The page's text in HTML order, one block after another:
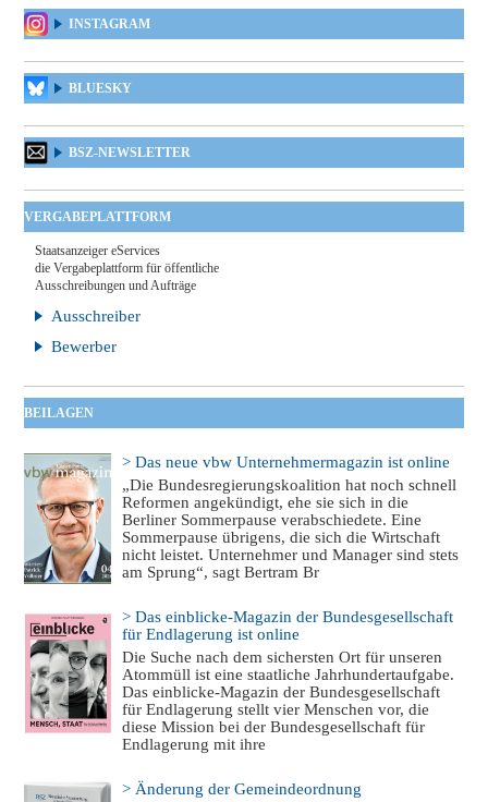
INSTAGRAM
BLUESKY
BSZ-NEWSLETTER
VERGABEPLATTFORM
Staatsanzeiger eServices
die Vergabeplattform für öffentliche
Ausschreibungen und Aufträge
Ausschreiber
Bewerber
BEILAGEN
> Das neue vbw Unternehmermagazin ist online
„Die Bundesregierungskoalition hat noch schnell
Reformen angekündigt, ehe sie sich in die
Berliner Sommerpause verabschiedete. Eine
Sommerpause übrigens, die sich die Wirtschaft
nicht leistet. Unternehmer und Manager sind stets
am Sprung“, sagt Bertram Br
> Das einblicke-Magazin der Bundesgesellschaft
für Endlagerung ist online
Die Suche nach dem sichersten Ort für unseren
Atommüll ist eine staatliche Jahrhundertaufgabe.
Das einblicke-Magazin der Bundesgesellschaft
für Endlagerung stellt vier Menschen vor, die
diese Mission bei der Bundesgesellschaft für
Endlagerung mit ihre
> Änderung der Gemeindeordnung